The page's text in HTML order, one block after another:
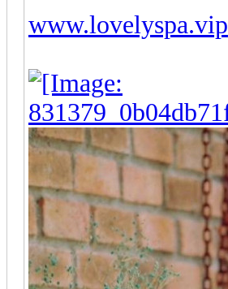
www.lovelyspa.vip